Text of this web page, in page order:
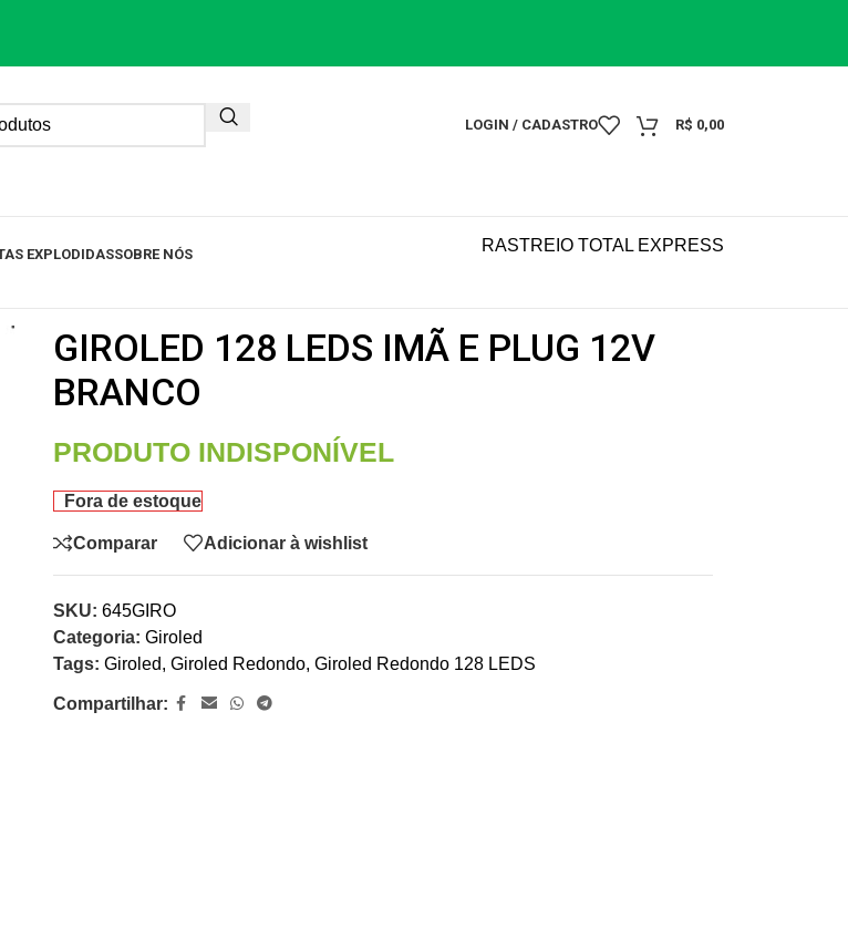
LOGIN / CADASTRO R$ 0,00
EXPLODIDASSOBRE NÓS RASTREIO TOTAL EXPRESS
GIROLED 128 LEDS IMÃ E PLUG 12V
BRANCO
PRODUTO INDISPONÍVEL
Fora de estoque
Comparar Adicionar à wishlist
SKU: 645GIRO
Categoria: Giroled
Tags: Giroled, Giroled Redondo, Giroled Redondo 128 LEDS
Compartilhar: